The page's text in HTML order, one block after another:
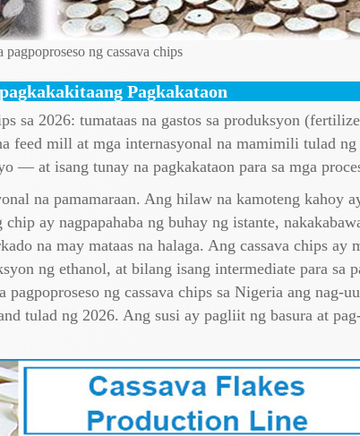
pagpoproseso ng cassava chips
Pagkakataon
sa 2026: tumataas na gastos sa produksyon
feed mill at mga internasyonal na mamimili tulad ng
— at isang tunay na pagkakataon para sa mga
na pamamaraan. Ang hilaw na kamoteng kahoy
ay nagpapahaba ng buhay ng istante,
na may mataas na halaga. Ang cassava chips ay
ng ethanol, at bilang isang intermediate para sa
ng cassava chips sa Nigeria ang nag-
tulad ng 2026. Ang susi ay pagliit ng basura at